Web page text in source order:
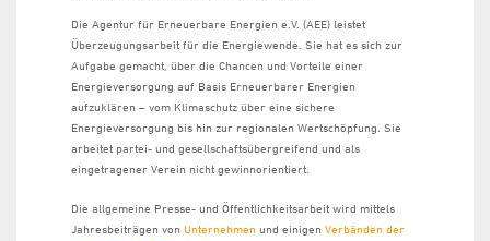
Die Agentur für Erneuerbare Energien e.V. (AEE) leistet
Überzeugungsarbeit für die Energiewende. Sie hat es sich zur
Aufgabe gemacht, über die Chancen und Vorteile einer
Energieversorgung auf Basis Erneuerbarer Energien
aufzuklären – vom Klimaschutz über eine sichere
Energieversorgung bis hin zur regionalen Wertschöpfung. Sie
arbeitet partei- und gesellschaftsübergreifend und als
eingetragener Verein nicht gewinnorientiert.
Die allgemeine Presse- und Öffentlichkeitsarbeit wird mittels
Jahresbeiträgen von Unternehmen und einigen Verbänden der